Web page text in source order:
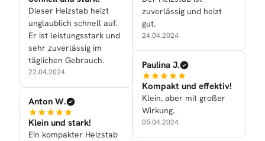
Dieser Heizstab heizt
unglaublich schnell auf.
Er ist leistungsstark und
sehr zuverlässig im
täglichen Gebrauch.
22.04.2024
Anton W.
Klein und stark!
Ein kompakter Heizstab
zuverlässig und heizt
gut.
24.04.2024
Paulina J.
Kompakt und effektiv!
Klein, aber mit großer
Wirkung.
05.04.2024